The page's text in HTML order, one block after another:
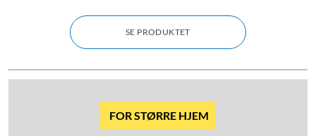
SE PRODUKTET
FOR STØRRE HJEM